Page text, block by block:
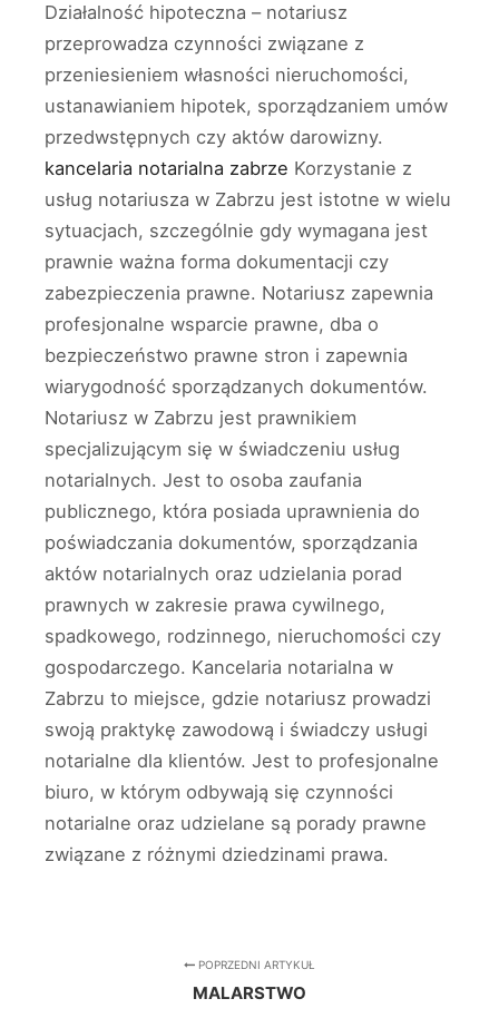
Działalność hipoteczna – notariusz
przeprowadza czynności związane z
przeniesieniem własności nieruchomości,
ustanawianiem hipotek, sporządzaniem umów
przedwstępnych czy aktów darowizny.
kancelaria notarialna zabrze Korzystanie z
usług notariusza w Zabrzu jest istotne w wielu
sytuacjach, szczególnie gdy wymagana jest
prawnie ważna forma dokumentacji czy
zabezpieczenia prawne. Notariusz zapewnia
profesjonalne wsparcie prawne, dba o
bezpieczeństwo prawne stron i zapewnia
wiarygodność sporządzanych dokumentów.
Notariusz w Zabrzu jest prawnikiem
specjalizującym się w świadczeniu usług
notarialnych. Jest to osoba zaufania
publicznego, która posiada uprawnienia do
poświadczania dokumentów, sporządzania
aktów notarialnych oraz udzielania porad
prawnych w zakresie prawa cywilnego,
spadkowego, rodzinnego, nieruchomości czy
gospodarczego. Kancelaria notarialna w
Zabrzu to miejsce, gdzie notariusz prowadzi
swoją praktykę zawodową i świadczy usługi
notarialne dla klientów. Jest to profesjonalne
biuro, w którym odbywają się czynności
notarialne oraz udzielane są porady prawne
związane z różnymi dziedzinami prawa.
POPRZEDNI ARTYKUŁ
MALARSTWO